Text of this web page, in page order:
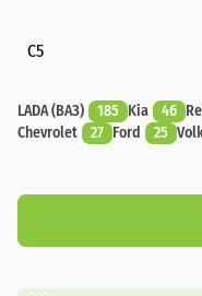
C5
LADA (ВАЗ) 185 Kia 46
Chevrolet
27 Ford 25